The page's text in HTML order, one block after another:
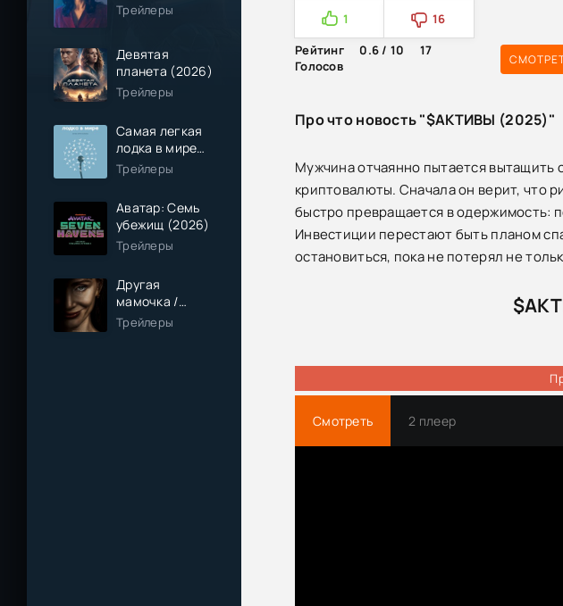
Трейлеры
Девятая
планета (2026)
Трейлеры
Самая легкая
лодка в мире
(2026)
Трейлеры
Аватар: Семь
убежищ (2026)
Трейлеры
Другая
мамочка /
Чужая мама
(2026)
Трейлеры
1
16
Рейтинг
0.6 / 10
17
Голосов
Про что новость "$АКТИВЫ (2025)"
Мужчина отчаянно пытается
криптовалюты. Сначала он верит, что
быстро превращается в одержимость:
Инвестиции перестают быть планом
остановиться, пока не потерял не
Смотреть 2 плеер